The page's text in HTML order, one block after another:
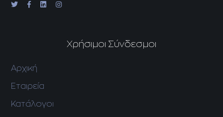
Χρήσιμοι Σύνδεσμοι
Αρχική
Εταιρεία
Κατάλογοι